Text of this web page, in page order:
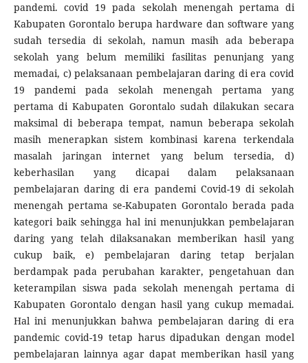
pandemi. covid 19 pada sekolah menengah pertama di
Kabupaten Gorontalo berupa hardware dan software yang
sudah tersedia di sekolah, namun masih ada beberapa
sekolah yang belum memiliki fasilitas penunjang yang
memadai, c) pelaksanaan pembelajaran daring di era covid
19 pandemi pada sekolah menengah pertama yang
pertama di Kabupaten Gorontalo sudah dilakukan secara
maksimal di beberapa tempat, namun beberapa sekolah
masih menerapkan sistem kombinasi karena terkendala
masalah jaringan internet yang belum tersedia, d)
keberhasilan yang dicapai dalam pelaksanaan
pembelajaran daring di era pandemi Covid-19 di sekolah
menengah pertama se-Kabupaten Gorontalo berada pada
kategori baik sehingga hal ini menunjukkan pembelajaran
daring yang telah dilaksanakan memberikan hasil yang
cukup baik, e) pembelajaran daring tetap berjalan
berdampak pada perubahan karakter, pengetahuan dan
keterampilan siswa pada sekolah menengah pertama di
Kabupaten Gorontalo dengan hasil yang cukup memadai.
Hal ini menunjukkan bahwa pembelajaran daring di era
pandemic covid-19 tetap harus dipadukan dengan model
pembelajaran lainnya agar dapat memberikan hasil yang